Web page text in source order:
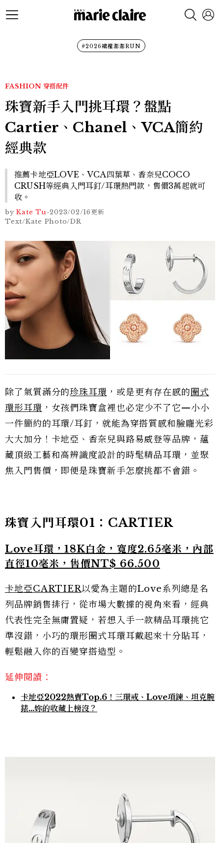
#2026裙襬澎澎RUN
FASHION 穿搭配件
珠寶新手入門挑耳環？盤點
Cartier、Chanel、VCA簡約
經典款
推薦卡地亞LOVE、VCA四葉草、香奈兒COCO
CRUSH等經典入門耳釘/耳環熱門款，售價3萬起就可
收。
by Kate Tu-2023/02/16更新
Text/Kate Photo/DR
除了氣質滿分的珍珠耳環 ，或是更有存在感的 圈式
環形耳環 ，女孩們珠寶盒裡也必定少不了它—小小
一件簡約的耳環/耳釘，就能為穿搭質感和臉龐光彩
大大加分！卡地亞、香奈兒與路易威登等品牌，蘊
藏頂級工藝和高辨識度設計的時髦精品耳環，並聚
焦入門售價，即便是珠寶新手怎麼挑都不會錯。
珠寶入門耳環01：CARTIER
Love耳環，18K白金，寬度2.65毫米，內部
直徑10毫米，售價NT$ 66.500
卡地亞CARTIER以愛為主題的Love系列總是名
列品牌銷售排行，從市場大數據的視角來看，經典
代表性完全無庸置疑，若想入手一款精品耳環挑它
準沒錯，小巧的環形圈式耳環耳戴起來十分貼耳，
輕鬆融入你的百變穿搭造型。
延伸閱讀：
卡地亞2022熱賣Top.6！三環戒、Love項鍊、坦克腕
錶…妳的收藏上榜沒？